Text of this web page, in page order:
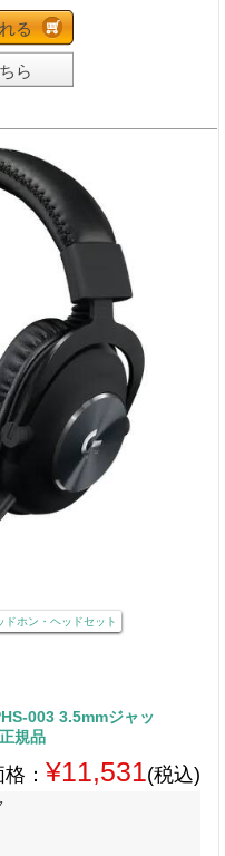
る
ら
ドホン・ヘッドセット
003 3.5mmジャッ
規品
： ¥11,531(税込)